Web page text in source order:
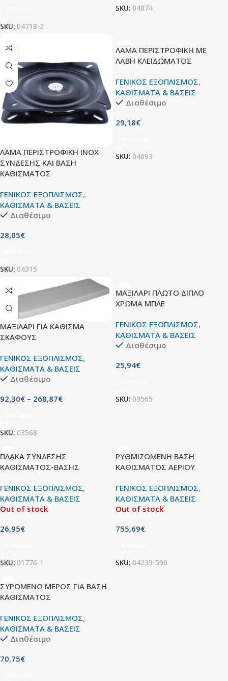
SKU: 04718-2
SKU: 04874
ΛΑΜΑ ΠΕΡΙΣΤΡΟΦΙΚΗ ΙΝΟΧ
ΣΥΝΔΕΣΗΣ ΚΑΙ ΒΑΣΗ
ΚΑΘΙΣΜΑΤΟΣ
ΓΕΝΙΚΟΣ ΕΞΟΠΛΙΣΜΟΣ,
ΚΑΘΙΣΜΑΤΑ & ΒΑΣΕΙΣ
Διαθέσιμο
28,05€
SKU: 04315
ΛΑΜΑ ΠΕΡΙΣΤΡΟΦΙΚΗ ΜΕ
ΛΑΒΗ ΚΛΕΙΔΩΜΑΤΟΣ
ΓΕΝΙΚΟΣ ΕΞΟΠΛΙΣΜΟΣ,
ΚΑΘΙΣΜΑΤΑ & ΒΑΣΕΙΣ
Διαθέσιμο
29,18€
SKU: 04693
ΜΑΞΙΛΑΡΙ ΓΙΑ ΚΑΘΙΣΜΑ
ΣΚΑΦΟΥΣ
ΓΕΝΙΚΟΣ ΕΞΟΠΛΙΣΜΟΣ,
ΚΑΘΙΣΜΑΤΑ & ΒΑΣΕΙΣ
Διαθέσιμο
92,30€ – 268,87€
SKU: 03568
ΜΑΞΙΛΑΡΙ ΠΛΩΤΟ ΔΙΠΛΟ
ΧΡΩΜΑ ΜΠΛΕ
ΓΕΝΙΚΟΣ ΕΞΟΠΛΙΣΜΟΣ,
ΚΑΘΙΣΜΑΤΑ & ΒΑΣΕΙΣ
Διαθέσιμο
25,94€
SKU: 03565
ΠΛΑΚΑ ΣΥΝΔΕΣΗΣ
ΚΑΘΙΣΜΑΤΟΣ-ΒΑΣΗΣ
ΓΕΝΙΚΟΣ ΕΞΟΠΛΙΣΜΟΣ,
ΚΑΘΙΣΜΑΤΑ & ΒΑΣΕΙΣ
Out of stock
26,95€
SKU: 01776-1
ΡΥΘΜΙΖΟΜΕΝΗ ΒΑΣΗ
ΚΑΘΙΣΜΑΤΟΣ ΑΕΡΙΟΥ
ΓΕΝΙΚΟΣ ΕΞΟΠΛΙΣΜΟΣ,
ΚΑΘΙΣΜΑΤΑ & ΒΑΣΕΙΣ
Out of stock
755,69€
SKU: 04239-590
ΣΥΡΟΜΕΝΟ ΜΕΡΟΣ ΓΙΑ ΒΑΣΗ
ΚΑΘΙΣΜΑΤΟΣ
ΓΕΝΙΚΟΣ ΕΞΟΠΛΙΣΜΟΣ,
ΚΑΘΙΣΜΑΤΑ & ΒΑΣΕΙΣ
Διαθέσιμο
70,75€